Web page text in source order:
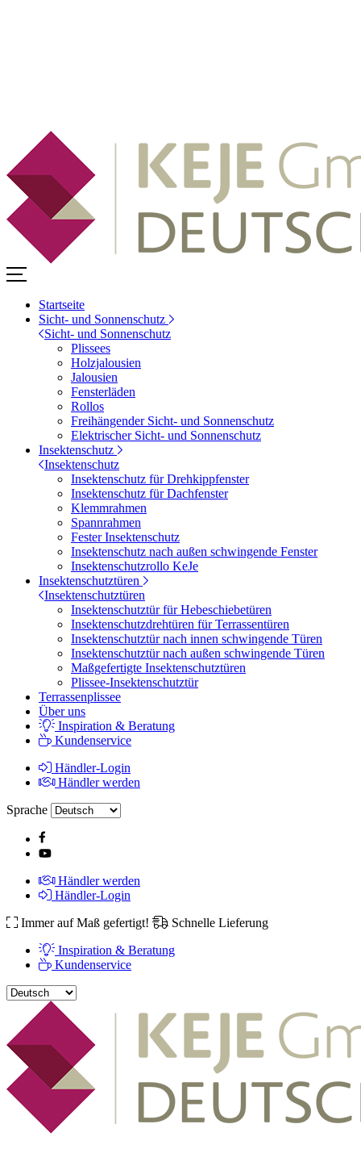
Startseite
Sicht- und Sonnenschutz
Sicht- und Sonnenschutz
Plissees
Holzjalousien
Jalousien
Fensterläden
Rollos
Freihängender Sicht- und Sonnenschutz
Elektrischer Sicht- und Sonnenschutz
Insektenschutz
Insektenschutz
Insektenschutz für Drehkippfenster
Insektenschutz für Dachfenster
Klemmrahmen
Spannrahmen
Fester Insektenschutz
Insektenschutz nach außen schwingende Fenster
Insektenschutzrollo KeJe
Insektenschutztüren
Insektenschutztüren
Insektenschutztür für Hebeschiebetüren
Insektenschutzdrehtüren für Terrassentüren
Insektenschutztür nach innen schwingende Türen
Insektenschutztür nach außen schwingende Türen
Maßgefertigte Insektenschutztüren
Plissee-Insektenschutztür
Terrassenplissee
Über uns
Inspiration & Beratung
Kundenservice
Händler-Login
Händler werden
Sprache
Händler werden
Händler-Login
Immer auf Maß gefertigt!
Schnelle Lieferung
Inspiration & Beratung
Kundenservice